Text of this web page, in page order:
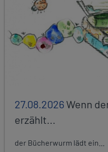
27.08.2026Wenn
erzählt...
der Bücherwurm lädt ein...